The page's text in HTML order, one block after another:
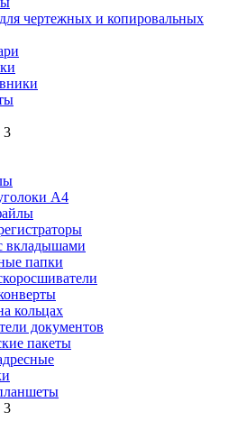
чертежных и копировальных
А4
вкладышами
папки
кольцах
документов
пакеты